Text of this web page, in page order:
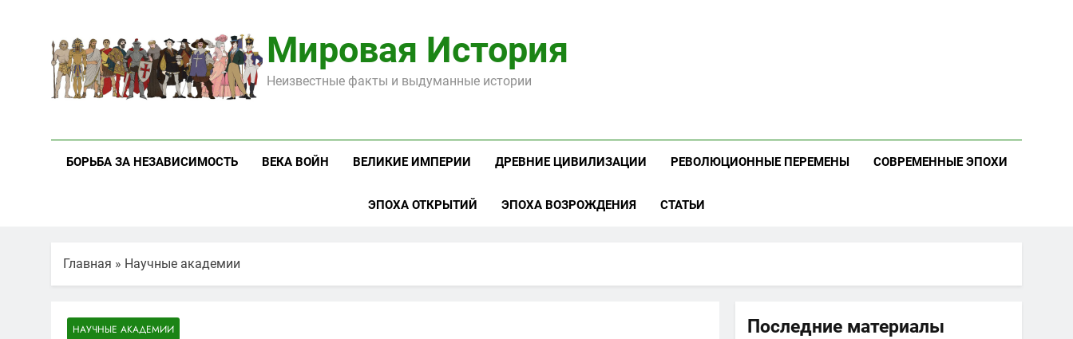
содержимому
Мировая История
Неизвестные факты и выдуманные истории
БОРЬБА ЗА НЕЗАВИСИМОСТЬ ВЕКА ВОЙН ВЕЛИКИЕ ИМПЕРИИ ДРЕВНИЕ ЦИВИЛИЗАЦИИ РЕВОЛЮЦИОННЫЕ ПЕРЕМЕНЫ СОВРЕМЕННЫЕ ЭПОХИ
ЭПОХА ОТКРЫТИЙ ЭПОХА ВОЗРОЖДЕНИЯ СТАТЬИ
Главная » Научные академии
НАУЧНЫЕ АКАДЕМИИ Последние материалы